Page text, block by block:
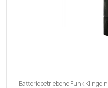
Batteriebetriebene Funk Klingeln